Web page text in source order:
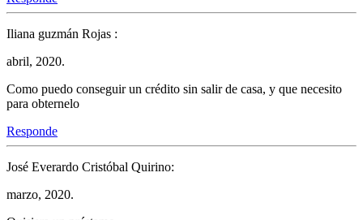
Iliana guzmán Rojas :
abril, 2020.
Como puedo conseguir un crédito sin salir de casa, y que necesito
para obternelo
Responde
José Everardo Cristóbal Quirino:
marzo, 2020.